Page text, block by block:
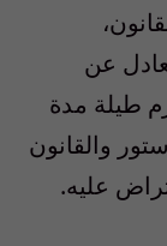
عن
طيلة مدة
والقانون
عليه.